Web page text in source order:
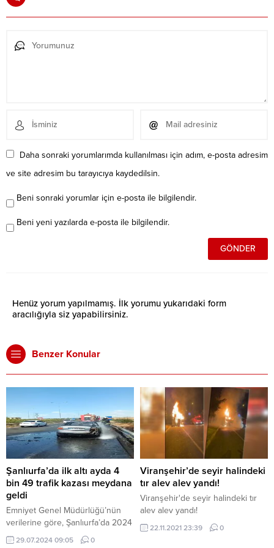
Daha sonraki yorumlarımda kullanılması için adım, e-posta adresim
ve site adresim bu tarayıcıya kaydedilsin.
Beni sonraki yorumlar için e-posta ile bilgilendir.
Beni yeni yazılarda e-posta ile bilgilendir.
Henüz yorum yapılmamış. İlk yorumu yukarıdaki form
aracılığıyla siz yapabilirsiniz.
Benzer Konular
Şanlıurfa’da ilk altı ayda 4
bin 49 trafik kazası meydana
geldi
Emniyet Genel Müdürlüğü’nün
verilerine göre, Şanlıurfa’da 2024
yılının ilk altı ayında 4 bin 49 trafik
29.07.2024 09:05 0
Viranşehir’de seyir halindeki
tır alev alev yandı!
Viranşehir'de seyir halindeki tır
alev alev yandı!
22.11.2021 23:39 0